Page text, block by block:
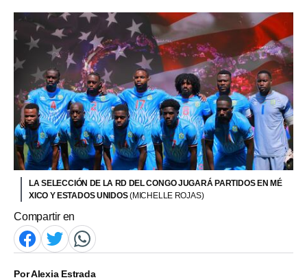
LA SELECCIÓN DE LA RD DEL CONGO JUGARÁ PARTIDOS EN MÉ
XICO Y ESTADOS UNIDOS(MICHELLE ROJAS)
Compartir en
PorAlexia Estrada